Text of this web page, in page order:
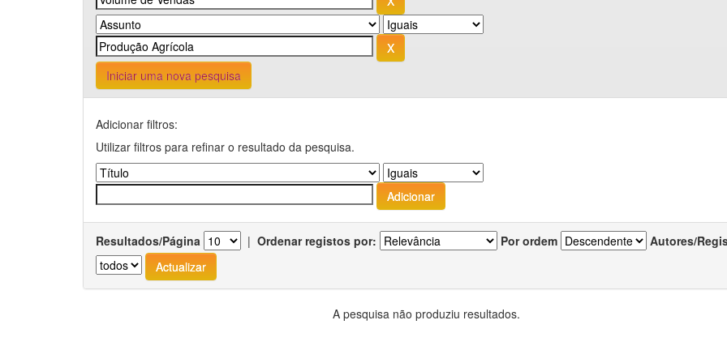
Iniciar uma nova pesquisa
Adicionar filtros:
Utilizar filtros para refinar o resultado da pesquisa.
Resultados/Página | Ordenar registos por: Por ordem Autores/
A pesquisa não produziu resultados.